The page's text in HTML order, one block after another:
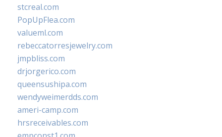
stcreal.com
PopUpFlea.com
valueml.com
rebeccatorresjewelry.com
jmpbliss.com
drjorgerico.com
queensushipa.com
wendyweimerdds.com
ameri-camp.com
hrsreceivables.com